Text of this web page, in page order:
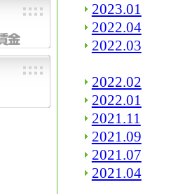
2023.01
2022.04
2022.03
2022.02
2022.01
2021.11
2021.09
2021.07
2021.04